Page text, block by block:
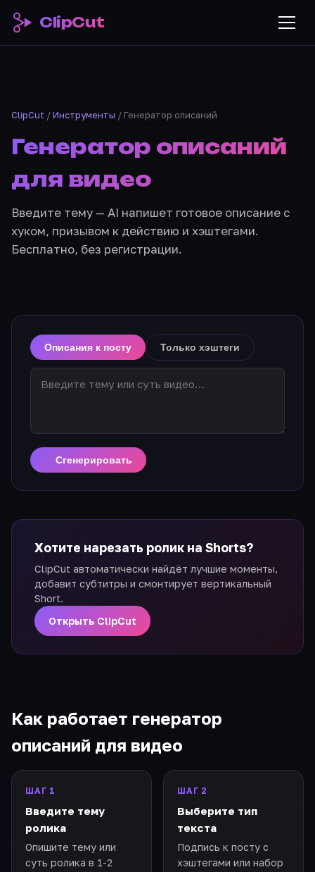
ClipCut
ClipCut /Инструменты / Генератор описаний
Генератор описаний
для видео
Введите тему — AI напишет готовое описание с
хуком, призывом к действию и хэштегами.
Бесплатно, без регистрации.
Описания к посту Только хэштеги
Сгенерировать
Хотите нарезать ролик на Shorts?
ClipCut автоматически найдёт лучшие моменты,
добавит субтитры и смонтирует вертикальный
Short.
Открыть ClipCut
Как работает генератор
описаний для видео
ШАГ 1
Введите тему
ролика
Опишите тему или
суть ролика в 1-2
ШАГ 2
Выберите тип
текста
Подпись к посту с
хэштегами или набор